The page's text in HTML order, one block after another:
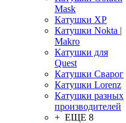
Mask
Катушки XP
Катушки Nokta |
Makro
Катушки для
Quest
Катушки Сварог
Катушки Lorenz
Катушки разных
производителей
+ ЕЩЕ 8